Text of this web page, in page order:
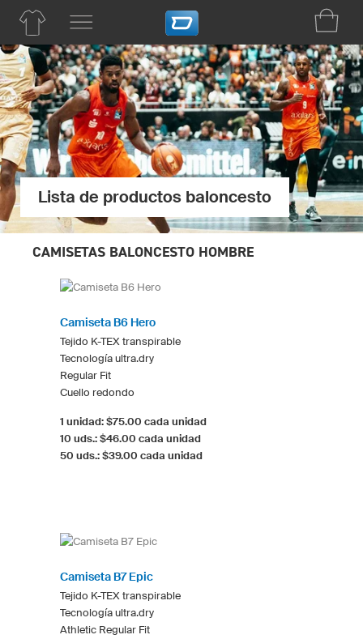
Lista de productos baloncesto
CAMISETAS BALONCESTO HOMBRE
Camiseta B6 Hero
Tejido K-TEX transpirable
Tecnología ultra.dry
Regular Fit
Cuello redondo
1 unidad: $75.00 cada unidad
10 uds.: $46.00 cada unidad
50 uds.: $39.00 cada unidad
Camiseta B7 Epic
Tejido K-TEX transpirable
Tecnología ultra.dry
Athletic Regular Fit